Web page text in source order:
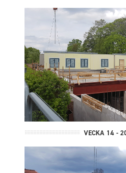
VECKA 14 -